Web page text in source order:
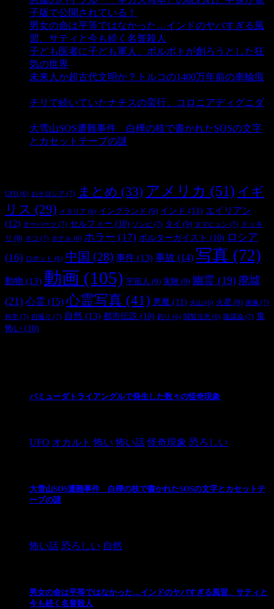
子版で公開されている！
男女の命は平等ではなかった…インドのヤバすぎる風
習、サティと今も続く名誉殺人
子ども医者に子ども軍人、ポルポトが創ろうとした狂
気の世界
未来人か超古代文明か？トルコの1400万年前の車輪痕
チリで続いていたナチスの蛮行、コロニアディグニダ
大雪山SOS遭難事件 白樺の枝で書かれたSOSの文字
とカセットテープの謎
UFO (6) おそロシア (7) まとめ (33) アメリカ (51) イギ
リス (29) イタリア (6) イングランド (9) インド (11) エイリアン
(12) オーパーツ (7) セルフィー (10) ゾンビ (7) タイ (9) タマヒュン (7)
ドッキ
リ (8) ネコ (7) ホテル (6) ホラー (17) ポルターガイスト (10) ロシア
(16)
ロボット (6) 中国 (28) 事件 (13) 事故 (14) 写真 (72)
動物 (13) 動画 (105) 宇宙人 (9) 実験 (9) 幽霊 (19) 廃墟
(21) 心霊 (15) 心霊写真 (41) 悪魔 (11) 火山 (6) 火星 (9) 画像 (7)
科学 (7) 自撮り (7) 自然 (13) 都市伝説 (10) 釣り (6) 閲覧注意 (6) 陰謀論 (7) 鬼
怖い (10)
バミューダトライアングルで発生した数々の怪奇現象
UFO オカルト 怖い 怖い話 怪奇現象 恐ろしい
大雪山SOS遭難事件 白樺の枝で書かれたSOSの文字とカセットテ
ープの謎
怖い話 恐ろしい 自然
男女の命は平等ではなかった…インドのヤバすぎる風習、サティと
今も続く名誉殺人